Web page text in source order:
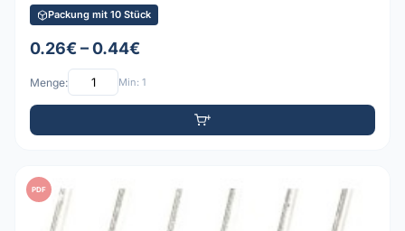
Packung mit 10 Stück
0.26€ – 0.44€
Menge: Min: 1
PDF